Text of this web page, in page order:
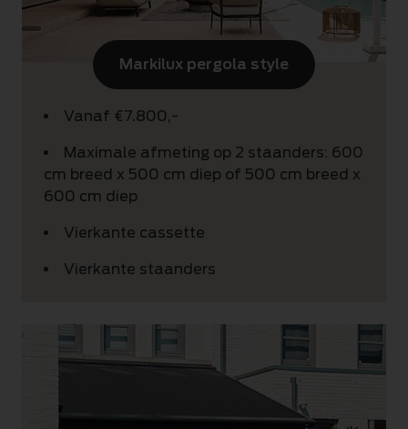
Vanaf €7.800,-
Maximale afmeting op 2 staanders: 600
cm breed x 500 cm diep of 500 cm breed x
600 cm diep
Vierkante cassette
Vierkante staanders
Markilux pergola style